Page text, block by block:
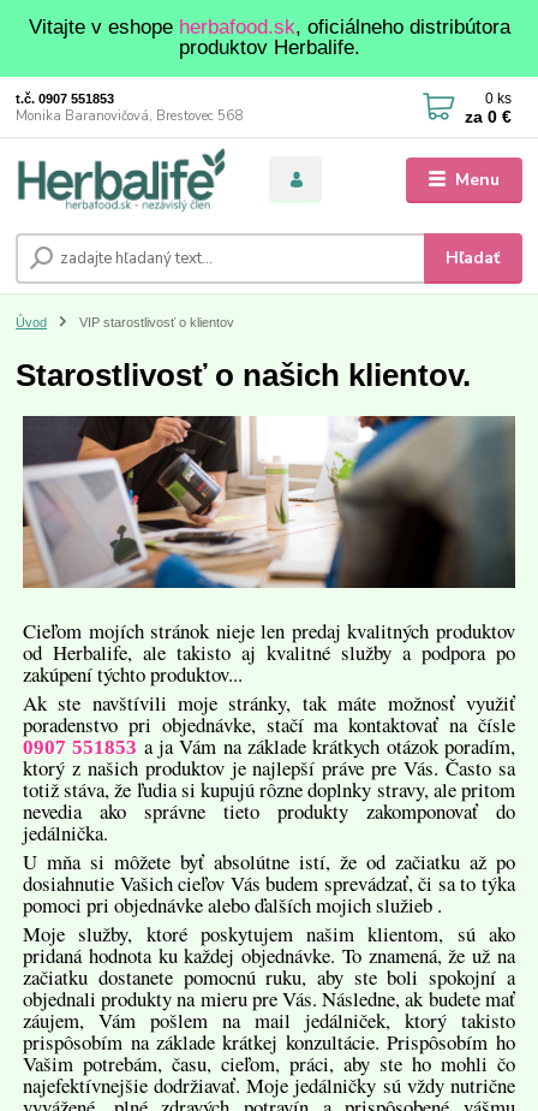
Vitajte v eshope herbafood.sk, oficiálneho distribútora
produktov Herbalife.
Menu
Hľadať
t.č. 0907 551853
Monika Baranovičová, Brestovec 568
0ks
za 0 €
Úvod VIP starostlivosť o klientov
Starostlivosť o našich klientov.
Cieľom mojích stránok nieje len predaj kvalitných produktov
od Herbalife, ale takisto aj kvalitné služby a podpora po
zakúpení týchto produktov...
Ak ste navštívili moje stránky, tak máte možnosť využiť
poradenstvo pri objednávke, stačí ma kontaktovať na čísle
0907 551853 a ja Vám na základe krátkych otázok poradím,
ktorý z našich produktov je najlepší práve pre Vás. Často sa
totiž stáva, že ľudia si kupujú rôzne doplnky stravy, ale pritom
nevedia ako správne tieto produkty zakomponovať do
jedálnička.
U mňa si môžete byť absolútne istí, že od začiatku až po
dosiahnutie Vašich cieľov Vás budem sprevádzať, či sa to týka
pomoci pri objednávke alebo ďalších mojich služieb .
Moje služby, ktoré poskytujem našim klientom, sú ako
pridaná hodnota ku každej objednávke. To znamená, že už na
začiatku dostanete pomocnú ruku, aby ste boli spokojní a
objednali produkty na mieru pre Vás. Následne, ak budete mať
záujem, Vám pošlem na mail jedálniček, ktorý takisto
prispôsobím na základe krátkej konzultácie. Prispôsobím ho
Vašim potrebám, času, cieľom, práci, aby ste ho mohli čo
najefektívnejšie dodržiavať. Moje jedálničky sú vždy nutrične